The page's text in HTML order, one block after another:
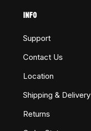
INFO
Support
Contact Us
Location
Shipping & Delivery
Returns